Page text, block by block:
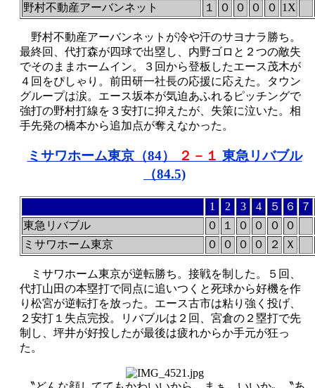
野村不動産アーバンネット
１ ０ ０ ０ ０ 1X
野村不動産アーバンネットが冷や汗のサヨナラ勝ち。
最終回、代打森が四球で出塁し、内野ゴロと２つの敵失
でそのままホームイン。３回から登板したエース茂木が
４回をぴしゃり。前田研一社長の応援に応えた。タウン
グループは涙。エース坂本が気迫あふれるピッチングで
強打の野村打線を３安打に抑えたが、失策に泣いた。相
手先発の橋本から追加点が奪えなかった。
ミサワホーム東京（84） ２－１ 東急リバブル
（84.5)
1 2 3 4 ５ ６
７
東急リバブル
０ １ ０ ０ ０
０
ミサワホーム東京
０ ０ ０ ０ ２ Ｘ
ミサワホーム東京が逆転勝ち。接戦を制した。５回、
代打山田の本塁打で同点に追いつくと死球から好機を作
り松宮が逆転打を放った。エース古市は粘り強く投げ、
２安打１失点完投。リバブルは２回、宮倉の２塁打で先
制し、坪井が好投したが最後は疲れからか手元が狂っ
た。